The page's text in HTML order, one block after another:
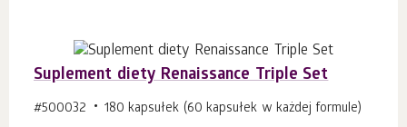
Suplement diety Renaissance Triple Set
#500032 180 kapsułek (60 kapsułek w każdej formule)